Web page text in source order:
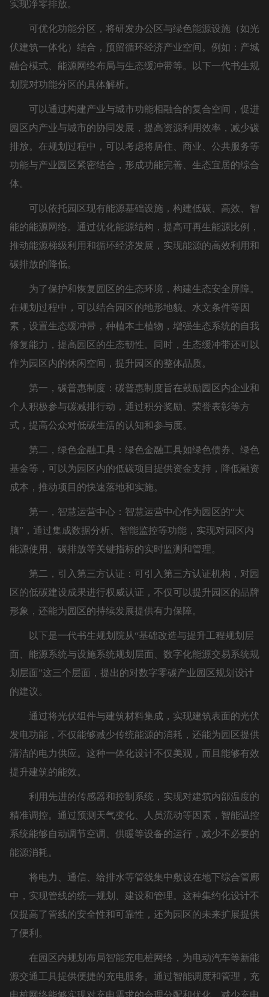
实现净零排放。
可优化功能分区，将研发办公区与绿色能源设施（如光
伏建筑一体化）结合，预留循环经济产业空间。例如：产城
融合模式、能源网络布局与生态缓冲带等。以下一代书生规
划院对功能分区的具体解析。
可以通过构建产业与城市功能相融合的复合空间，促进
园区内产业与城市的协同发展，提高资源利用效率，减少碳
排放。在规划过程中，可以考虑将居住、商业、公共服务等
功能与产业园区紧密结合，形成功能完善、生态宜居的综合
体。
可以依托园区现有能源基础设施，构建低碳、高效、智
能的能源网络。通过优化能源结构，提高可再生能源比例，
推动能源梯级利用和循环经济发展，实现能源的高效利用和
碳排放的降低。
为了保护和恢复园区的生态环境，构建生态安全屏障。
在规划过程中，可以结合园区的地形地貌、水文条件等因
素，设置生态缓冲带，种植本土植物，增强生态系统的自我
修复能力，提高园区的生态韧性。同时，生态缓冲带还可以
作为园区内的休闲空间，提升园区的整体品质。
第一，碳普惠制度：碳普惠制度旨在鼓励园区内企业和
个人积极参与碳减排行动，通过积分奖励、荣誉表彰等方
式，提高公众对低碳生活的认知和参与度。
第二，绿色金融工具：绿色金融工具如绿色债券、绿色
基金等，可以为园区内的低碳项目提供资金支持，降低融资
成本，推动项目的快速落地和实施。
第一，智慧运营中心：智慧运营中心作为园区的“大
脑”，通过集成数据分析、智能监控等功能，实现对园区内
能源使用、碳排放等关键指标的实时监测和管理。
第二，引入第三方认证：可引入第三方认证机构，对园
区的低碳建设成果进行权威认证，不仅可以提升园区的品牌
形象，还能为园区的持续发展提供有力保障。
以下是一代书生规划院从“基础改造与提升工程规划层
面、能源系统与设施系统规划层面、数字化能源交易系统规
划层面”这三个层面，提出的对数字零碳产业园区规划设计
的建议。
通过将光伏组件与建筑材料集成，实现建筑表面的光伏
发电功能，不仅能够减少传统能源的消耗，还能为园区提供
清洁的电力供应。这种一体化设计不仅美观，而且能够有效
提升建筑的能效。
利用先进的传感器和控制系统，实现对建筑内部温度的
精准调控。通过预测天气变化、人员流动等因素，智能温控
系统能够自动调节空调、供暖等设备的运行，减少不必要的
能源消耗。
将电力、通信、给排水等管线集中敷设在地下综合管廊
中，实现管线的统一规划、建设和管理。这种集约化设计不
仅提高了管线的安全性和可靠性，还为园区的未来扩展提供
了便利。
在园区内规划布局智能充电桩网络，为电动汽车等新能
源交通工具提供便捷的充电服务。通过智能调度和管理，充